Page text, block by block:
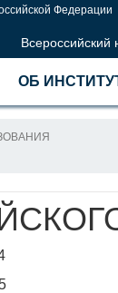
Федерации
Всероссийский
ОБ